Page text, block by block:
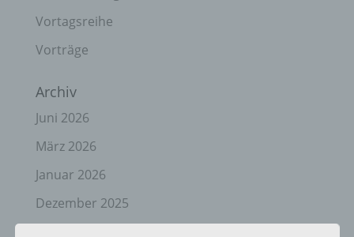
Vortagsreihe
Vorträge
Archiv
Juni 2026
März 2026
Januar 2026
Dezember 2025